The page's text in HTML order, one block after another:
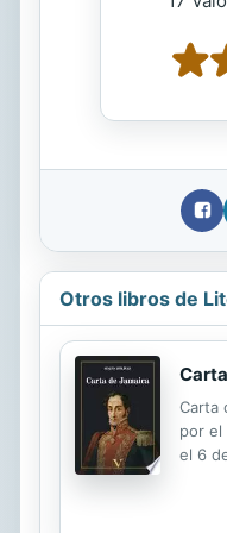
Otros libros de
Carta
por el
el 6
una